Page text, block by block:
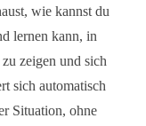
wie kannst du
lernen kann, in
zeigen und sich
sich automatisch
Situation, ohne